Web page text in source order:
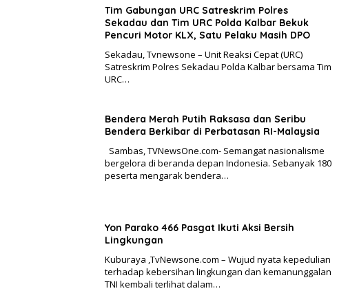
Tim Gabungan URC Satreskrim Polres
Sekadau dan Tim URC Polda Kalbar Bekuk
Pencuri Motor KLX, Satu Pelaku Masih DPO
Sekadau, Tvnewsone – Unit Reaksi Cepat (URC)
Satreskrim Polres Sekadau Polda Kalbar bersama Tim
URC…
Bendera Merah Putih Raksasa dan Seribu
Bendera Berkibar di Perbatasan RI-Malaysia
Sambas, TVNewsOne.com- Semangat nasionalisme
bergelora di beranda depan Indonesia. Sebanyak 180
peserta mengarak bendera…
Yon Parako 466 Pasgat Ikuti Aksi Bersih
Lingkungan
Kuburaya ,TvNewsone.com – Wujud nyata kepedulian
terhadap kebersihan lingkungan dan kemanunggalan
TNI kembali terlihat dalam…